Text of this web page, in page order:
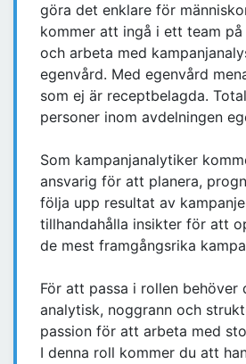
göra det enklare för
kommer att ingå i ett team
och arbeta med
egenvård. Med egenvård
som ej är receptbelagda.
personer inom avdelningen
Som kampanjanalytiker
ansvarig för att planera,
följa upp resultat av
tillhandahålla insikter för att
de mest framgångsrika
För att passa i rollen behöver
analytisk, noggrann och
passion för att arbeta med
I denna roll kommer du att